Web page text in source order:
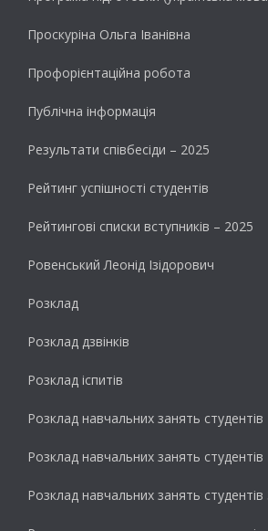
Проскуріна Ольга Іванівна
Профорієнтаційна робота
Публічна інформація
Результати cпівбесіди – 2025
Рейтинг успішності студентів
Рейтингові списки вступників – 2025
Ровенський Леонід Ізідорович
Розклад
Розклад дзвінків
Розклад іспитів
Розклад навчальних занять студентів
Розклад навчальних занять студентів
Розклад навчальних занять студентів